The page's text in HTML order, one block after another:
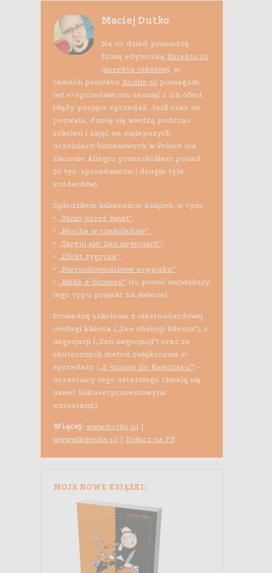
Maciej Dutko
Na co dzień prowadzę
firmę edytorską Korekto.pl
(korekta tekstów), w
ramach projektu Audite.plpomagam
też e-sprzedawcom usunąć z ich ofert
błędy psujące sprzedaż. Jeśli czas mi
pozwala, dzielę się wiedzą podczas
szkoleń i zajęć na najlepszych
uczelniach biznesowych w Polsce (na
zlecenie Allegro przeszkoliłem ponad
10 tys. sprzedawców i drugie tyle
studentów).
Spłodziłem kilkanaście książek, w tym:
• „Tanio przez świat”,
• „Mucha w czekoladzie”,
• „Targuj się! Zen negocjacji”,
• „Efekt tygrysa”,
• „Nieruchomościowe seppuku”,
• „Biblia e-biznesu”(to ponoć największy
tego typu projekt na świecie).
Prowadzę szkolenia z niestandardowej
obsługi klienta („Zen obsługi klienta”), z
negocjacji („Zen negocjacji”) oraz ze
skutecznych metod zwiększania e-
sprzedaży („E-biznes do Kwadratu”) -
uczestnicy tego ostatniego chwalą się
nawet kilkusetprocentowymi
wzrostami;).
Więcej: www.dutko.pl|
www.wikipedia.pl| Dołącz na FB
MOJE NOWE KSIĄŻKI: